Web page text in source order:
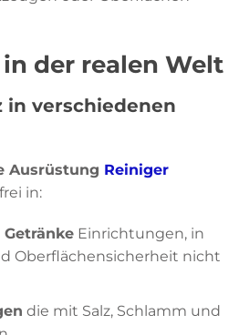
der realen Welt
in verschiedenen
Ausrüstung Reiniger
in:
Einrichtungen, in
Oberflächensicherheit nicht
die mit Salz, Schlamm und